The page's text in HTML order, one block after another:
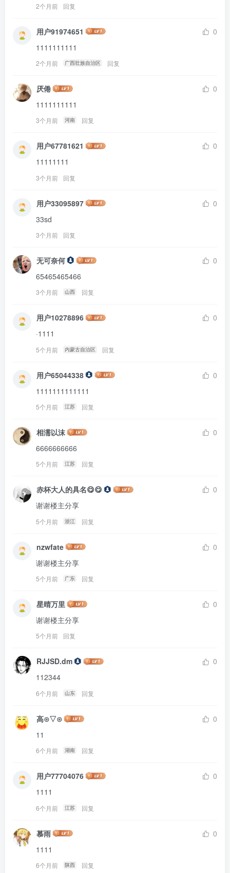
2个月前 回复
用户91974651
0
1111111111
2个月前 广西壮族自治区 回复
厌倦
0
1111111111
3个月前 河南 回复
用户67781621
0
11111111
3个月前 回复
用户33095897
0
33sd
3个月前 回复
无可奈何
0
65465465466
3个月前 山西 回复
用户10278896
0
·1111
5个月前 内蒙古自治区 回复
用户65044338
0
1111111111111
5个月前 江苏 回复
相濡以沫
0
6666666666
5个月前 江苏 回复
赤杯大人的具名😋😋
0
谢谢楼主分享
5个月前 浙江 回复
nzwfate
0
谢谢楼主分享
5个月前 广东 回复
星晴万里
0
谢谢楼主分享
5个月前 回复
RJJSD.dm
0
112344
6个月前 山东 回复
高⊙▽⊙
0
11
6个月前 湖南 回复
用户77704076
0
1111
6个月前 江苏 回复
慕雨
0
1111
6个月前 陕西 回复